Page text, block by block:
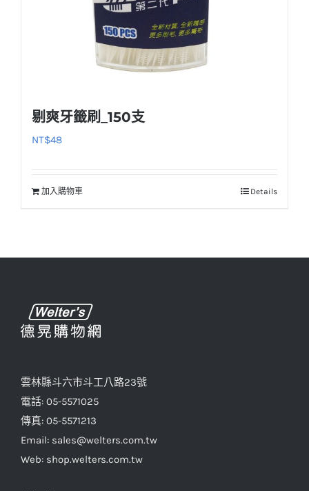
剔爽牙籤刷_150支
NT$48
加入購物車 Details
雲林縣斗六市斗工八路23號
電話: 05-5571025
傳真: 05-5571213
Email: sales@welters.com.tw
Web: shop.welters.com.tw